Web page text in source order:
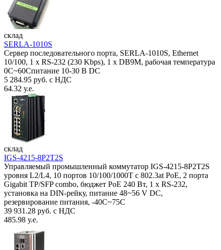
склад
SERLA-1010S
Сервер последовательного порта, SERLA-1010S, Ethernet
10/100, 1 x RS-232 (230 Kbps), 1 x DB9M, рабочая температура
0C~60Спитание 10-30 В DC
5 284.95 руб. с НДС
64.32 у.е.
склад
IGS-4215-8P2T2S
Управляемый промышленный коммутатор IGS-4215-8P2T2S
уровня L2/L4, 10 портов 10/100/1000T с 802.3at PoE, 2 порта
Gigabit TP/SFP combo, бюджет PoE 240 Вт, 1 x RS-232,
установка на DIN-рейку, питание 48~56 V DC,
резервирование питания, -40С~75C
39 931.28 руб. с НДС
485.98 у.е.